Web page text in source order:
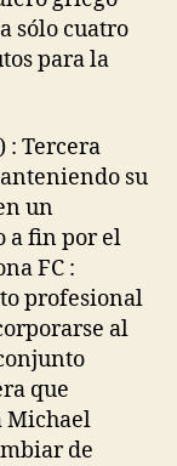
sólo cuatro
para la
: Tercera
su
un
a fin por el
FC :
profesional
al
que
Michael
de